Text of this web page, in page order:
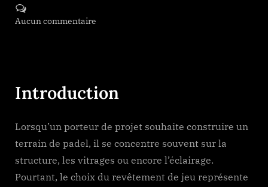
Aucun commentaire
Introduction
Lorsqu’un porteur de projet souhaite construire un
terrain de padel, il se concentre souvent sur la
structure, les vitrages ou encore l’éclairage.
Pourtant, le choix du revêtement de jeu représente